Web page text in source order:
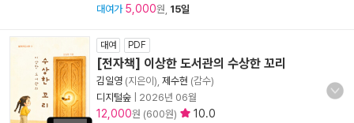
대여가 5,000원, 15일
대여 PDF
[전자책] 이상한 도서관의 수상한 꼬리
김일영 (지은이), 제수현 (감수)
디지털숲
2026년 06월
12,000원 (600원) 10.0